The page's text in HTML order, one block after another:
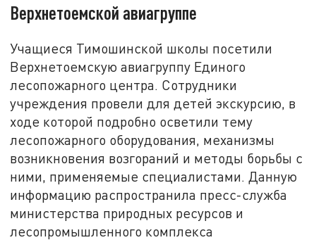
Верхнетоемской авиагруппе
Учащиеся Тимошинской школы посетили
Верхнетоемскую авиагруппу Единого
лесопожарного центра. Сотрудники
учреждения провели для детей экскурсию, в
ходе которой подробно осветили тему
лесопожарного оборудования, механизмы
возникновения возгораний и методы борьбы с
ними, применяемые специалистами. Данную
информацию распространила пресс-служба
министерства природных ресурсов и
лесопромышленного комплекса